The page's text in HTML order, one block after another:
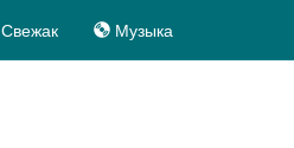
Свежак Музыка